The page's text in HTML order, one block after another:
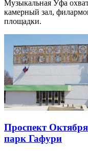
Музыкальная Уфа
камерный зал,
площадки.
Проспект
парк Гафури